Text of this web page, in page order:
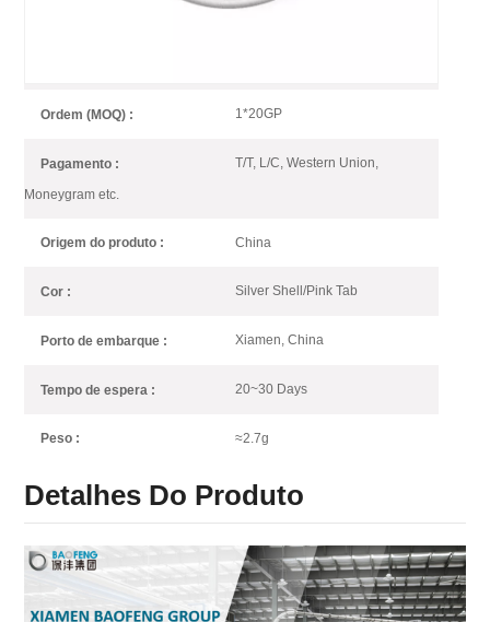
Ordem (MOQ) : 1*20GP
Pagamento : T/T, L/C, Western Union,
Moneygram etc.
Origem do produto : China
Cor : Silver Shell/Pink Tab
Porto de embarque : Xiamen, China
Tempo de espera : 20~30 Days
Peso : ≈2.7g
Detalhes Do Produto